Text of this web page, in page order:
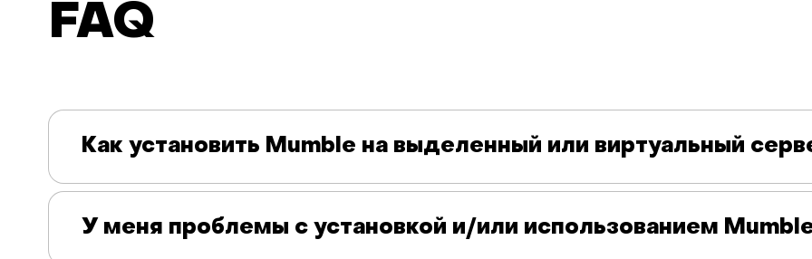
FAQ
Как установить Mumble на выделенный или виртуальный
У меня проблемы с установкой и/или использованием